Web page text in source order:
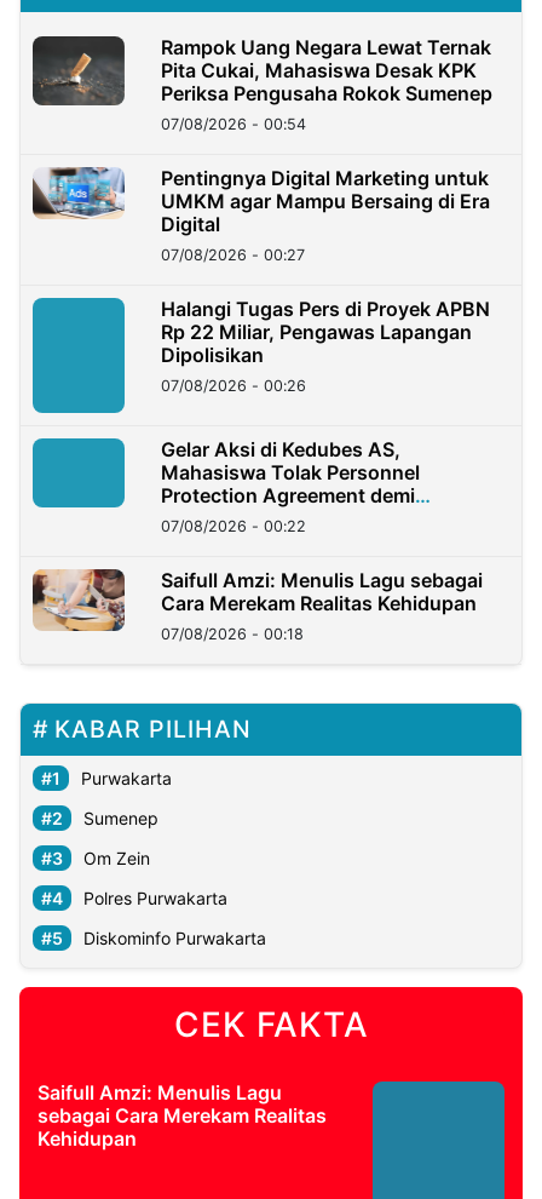
Rampok Uang Negara Lewat Ternak
Pita Cukai, Mahasiswa Desak KPK
Periksa Pengusaha Rokok Sumenep
07/08/2026 - 00:54
Pentingnya Digital Marketing untuk
UMKM agar Mampu Bersaing di Era
Digital
07/08/2026 - 00:27
Halangi Tugas Pers di Proyek APBN
Rp 22 Miliar, Pengawas Lapangan
Dipolisikan
07/08/2026 - 00:26
Gelar Aksi di Kedubes AS,
Mahasiswa Tolak Personnel
Protection Agreement demi
Kedaulatan Negara
07/08/2026 - 00:22
Saifull Amzi: Menulis Lagu sebagai
Cara Merekam Realitas Kehidupan
07/08/2026 - 00:18
KABAR PILIHAN
Purwakarta
Sumenep
Om Zein
Polres Purwakarta
Diskominfo Purwakarta
CEK FAKTA
Saifull Amzi: Menulis Lagu
sebagai Cara Merekam Realitas
Kehidupan